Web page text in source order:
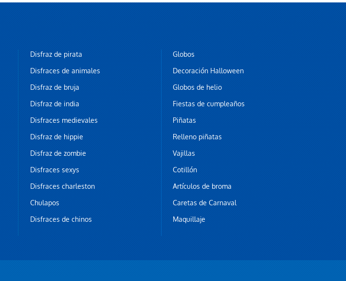
Disfraz de pirata
Disfraces de animales
Disfraz de bruja
Disfraz de india
Disfraces medievales
Disfraz de hippie
Disfraz de zombie
Disfraces sexys
Disfraces charleston
Chulapos
Disfraces de chinos
Globos
Decoración Halloween
Globos de helio
Fiestas de cumpleaños
Piñatas
Relleno piñatas
Vajillas
Cotillón
Artículos de broma
Caretas de Carnaval
Maquillaje